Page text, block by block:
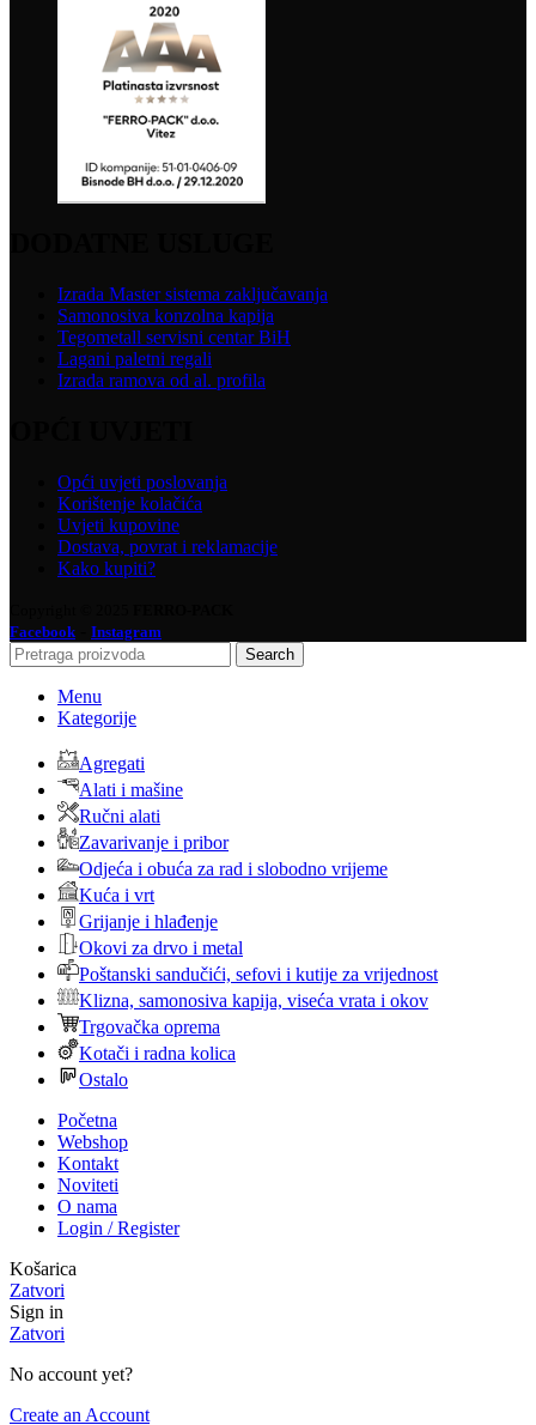
Izrada Master sistema zaključavanja
Samonosiva konzolna kapija
Tegometall servisni centar BiH
Lagani paletni regali
Izrada ramova od al. profila
Opći uvjeti poslovanja
Korištenje kolačića
Uvjeti kupovine
Dostava, povrat i reklamacije
Kako kupiti?
Facebook
Instagram
Search
Menu
Kategorije
Agregati
Alati i mašine
Ručni alati
Zavarivanje i pribor
Odjeća i obuća za rad i slobodno vrijeme
Kuća i vrt
Grijanje i hlađenje
Okovi za drvo i metal
Poštanski sandučići, sefovi i kutije za vrijednost
Klizna, samonosiva kapija, viseća vrata i okov
Trgovačka oprema
Kotači i radna kolica
Ostalo
Početna
Webshop
Kontakt
Noviteti
O nama
Login / Register
Košarica
Zatvori
Sign in
Zatvori
No account yet?
Create an Account